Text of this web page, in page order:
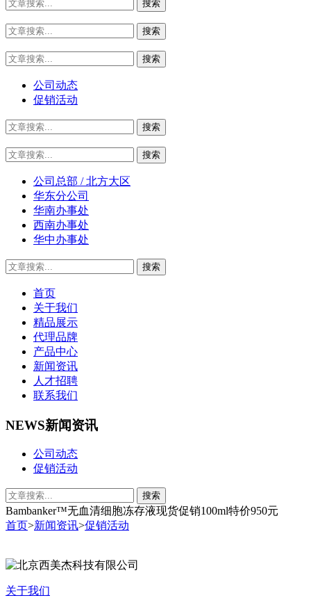
公司动态
促销活动
公司总部 / 北方大区
华东分公司
华南办事处
西南办事处
华中办事处
首页
关于我们
精品展示
代理品牌
产品中心
新闻资讯
人才招聘
联系我们
NEWS新闻资讯
公司动态
促销活动
Bambanker™无血清细胞冻存液现货促销100ml特价950元
首页>新闻资讯>促销活动
关于我们